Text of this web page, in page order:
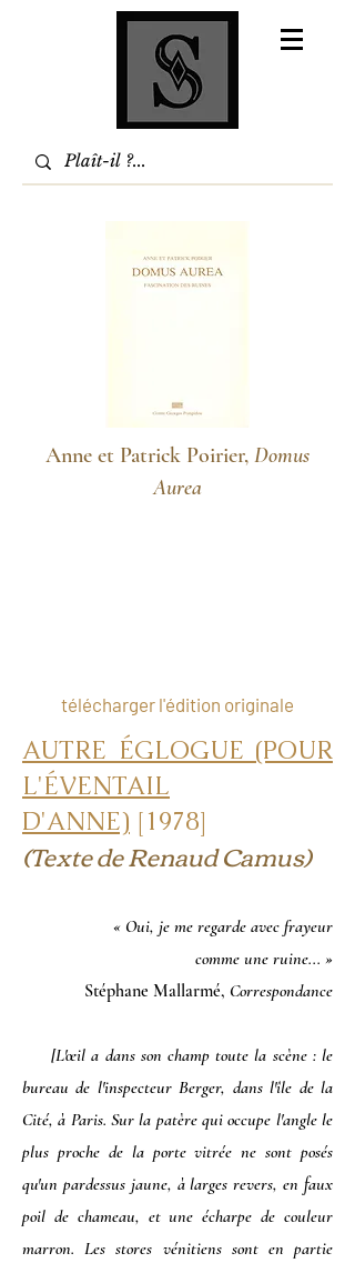
Anne et Patrick Poirier, Domus
Aurea
télécharger l'édition originale
AUTRE ÉGLOGUE (POUR
L'ÉVENTAIL
D'ANNE) [1978]
(Texte de Renaud Camus)
« Oui, je me regarde avec frayeur
comme une ruine... »
Stéphane Mallarmé, Correspondance
[L'œil a dans son champ toute la scène : le
bureau de l'inspecteur Berger, dans l'île de la
Cité, à Paris. Sur la patère qui occupe l'angle le
plus proche de la porte vitrée ne sont posés
qu'un pardessus jaune, à larges revers, en faux
poil de chameau, et une écharpe de couleur
marron. Les stores vénitiens sont en partie